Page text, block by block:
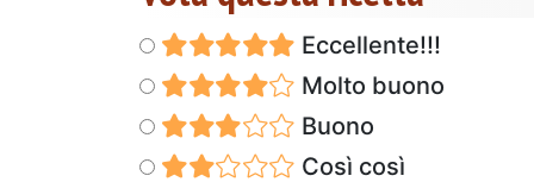
Eccellente!!!
Molto buono
Buono
Così così